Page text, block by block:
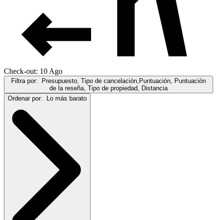
Check-out: 10 Ago
Filtra por:
Presupuesto, Tipo de cancelación,Puntuación, Puntuación
de la reseña, Tipo de propiedad, Distancia
Ordenar por:
Lo más barato